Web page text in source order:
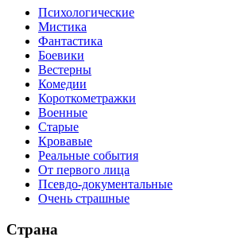
Психологические
Мистика
Фантастика
Боевики
Вестерны
Комедии
Короткометражки
Военные
Старые
Кровавые
Реальные события
От первого лица
Псевдо-документальные
Очень страшные
Страна